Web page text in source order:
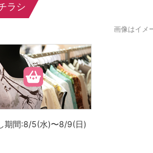
ラシ
画像はイメ
期間:8/5(水)〜8/9(日)